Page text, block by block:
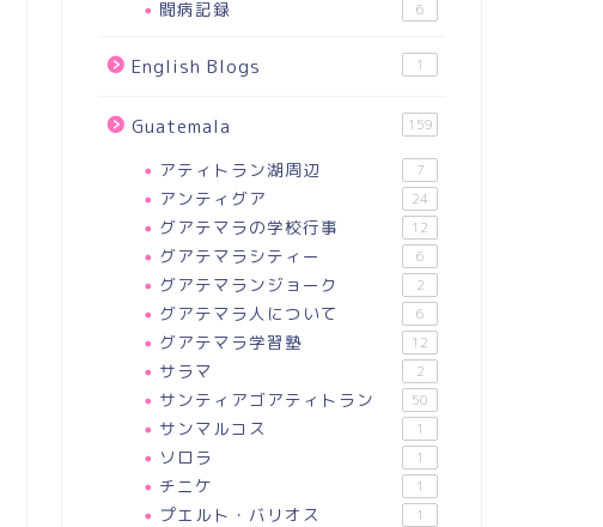
闘病記録 6
English Blogs 1
Guatemala 159
アティトラン湖周辺 7
アンティグア 24
グアテマラの学校行事 12
グアテマラシティー 6
グアテマランジョーク 2
グアテマラ人について 6
グアテマラ学習塾 12
サラマ 2
サンティアゴアティトラン 50
サンマルコス 1
ソロラ 1
チニケ 1
プエルト・バリオス 1